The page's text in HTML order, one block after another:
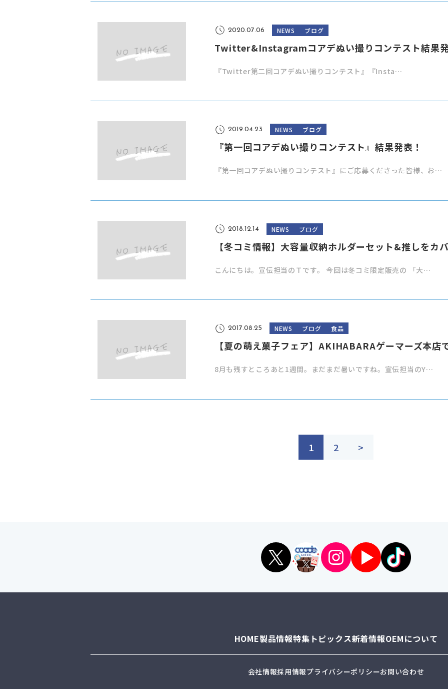
2020.07.06 NEWS ブログ
Twitter&Instagramコアデぬい撮りコンテスト結果
『Twitter第二回コアデぬい撮りコンテスト』『Insta…
2019.04.23 NEWS ブログ
『第一回コアデぬい撮りコンテスト』結果発表！
『第一回コアデぬい撮りコンテスト』にご応募くださった皆様、お…
2018.12.14 NEWS ブログ
【冬コミ情報】大容量収納ホルダーセット&推しをカ
こんにちは。宣伝担当のＴです。 今回は冬コミ限定販売の 「大…
2017.08.25 NEWS ブログ 食品
【夏の萌え菓子フェア】AKIHABARAゲーマーズ本店
8月も残すところあと1週間。まだまだ暑いですね。宣伝担当のY…
1 2 >
HOME製品情報特集 トピックス新着情報OEMについて
会社情報採用情報プライバシーポリシーお問い合わせ